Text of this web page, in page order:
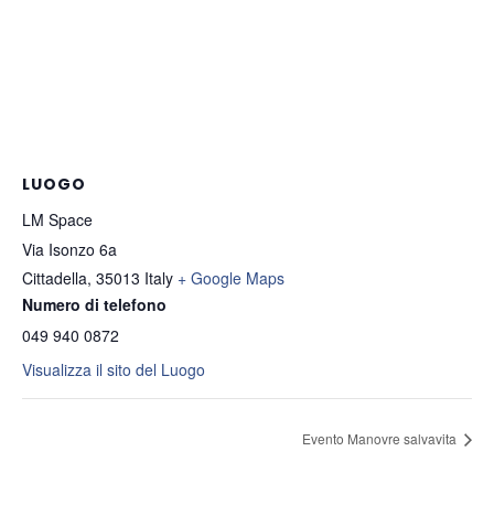
LUOGO
LM Space
Via Isonzo 6a
Cittadella, 35013 Italy + Google Maps
Numero di telefono
049 940 0872
Visualizza il sito del Luogo
Evento Manovre salvavita